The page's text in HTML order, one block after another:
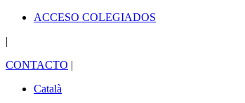
ACCESO COLEGIADOS
|
CONTACTO |
Català